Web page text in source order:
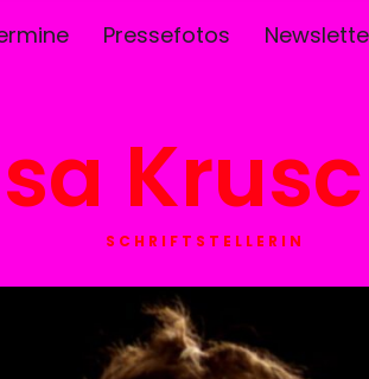
Pressefotos
SCHRIFTSTELLERIN